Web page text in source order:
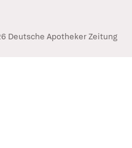
Deutsche Apotheker Zeitung